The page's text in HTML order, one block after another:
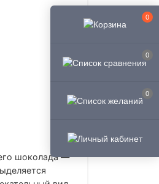
0
0
0
шоколада —